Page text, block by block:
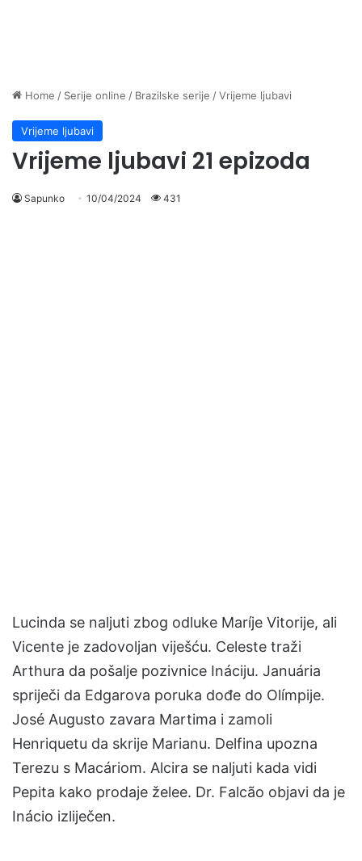
Home / Serije online / Brazilske serije /Vrijeme ljubavi
Vrijeme ljubavi
Vrijeme ljubavi 21 epizoda
Sapunko 10/04/2024 431
Lucinda se naljuti zbog odluke Maríje Vitorije, ali
Vicente je zadovoljan viješću. Celeste traži
Arthura da pošalje pozivnice Ináciju. Januária
spriječi da Edgarova poruka dođe do Olímpije.
José Augusto zavara Martima i zamoli
Henriquetu da skrije Marianu. Delfina upozna
Terezu s Macáriom. Alcira se naljuti kada vidi
Pepita kako prodaje želee. Dr. Falcão objavi da je
Inácio izliječen.